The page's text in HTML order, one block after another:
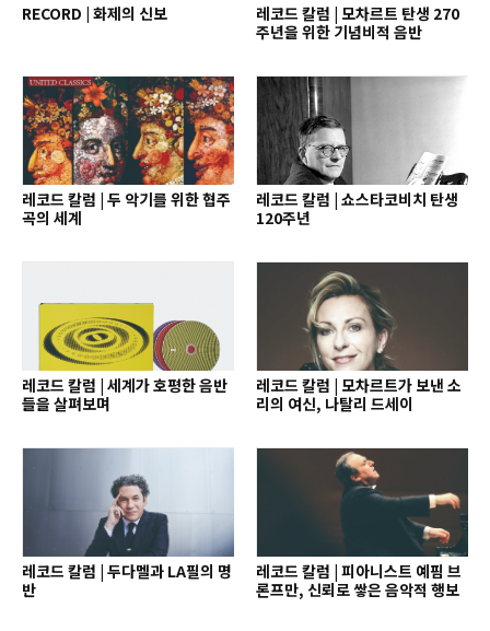
RECORD | 화제의 신보
레코드 칼럼 | 모차르트 탄생 270
주년을 위한 기념비적 음반
레코드 칼럼 | 두 악기를 위한 협주
곡의 세계
레코드 칼럼 | 쇼스타코비치 탄생
120주년
레코드 칼럼 | 세계가 호평한 음반
들을 살펴보며
레코드 칼럼 | 모차르트가 보낸 소
리의 여신, 나탈리 드세이
레코드 칼럼 | 두다멜과 LA필의 명
반
레코드 칼럼 | 피아니스트 예핌 브
론프만, 신뢰로 쌓은 음악적 행보